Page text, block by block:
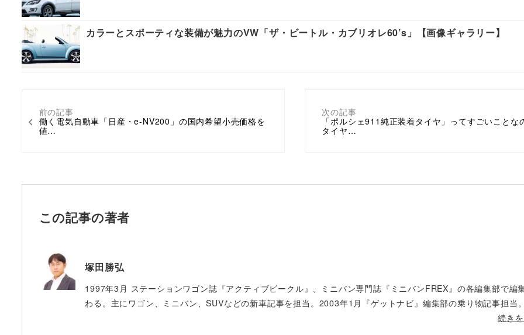
前の記事
働く電気自動車「日産・e-NV200」の国内希望小売価格を
値…
次の記事
「ポルシェ911純正装着タイヤ」ってすごいこと
タイヤ…
カラーとスポーティな装備が魅力のVW「ザ・ビートル・カブリオレ60’s」【画像ギャラリー】
この記事の著者
塚田勝弘
1997年3月 ステーションワゴン誌『アクティブビークル』、ミニバン専門誌『ミニバンFREX』の各編集部で編
わる。主にワゴン、ミニバン、SUVなどの新車記事を担当。2003年1月『ゲットナビ』編集部の乗り物記事担当
続き